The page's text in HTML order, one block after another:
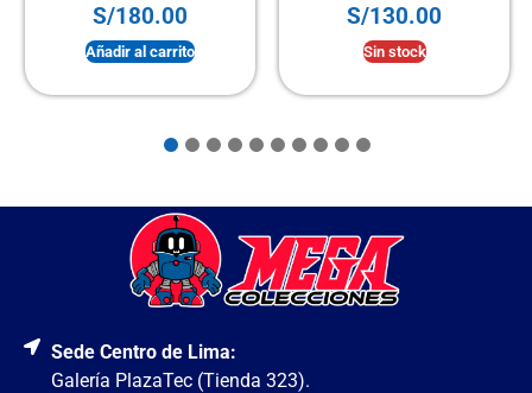
S/180.00
Añadir al carrito
S/130.00
Sin stock
Sede Centro de Lima:
Galería PlazaTec (Tienda 323).